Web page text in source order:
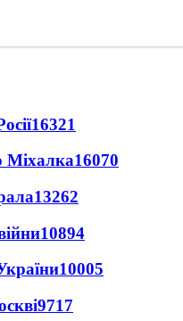
16321
Міхалка16070
13262
10894
10005
9717